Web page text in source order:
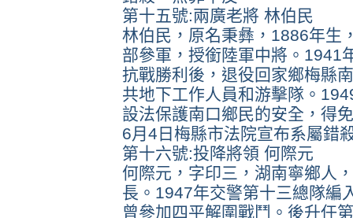
第十五號:兩廣老將 林伯民
林伯民，原名秉彝，1886年生
部參軍，授銜陸軍中將。1941
抗戰勝利後，退役回家鄉梅縣
共地下工作人員和游擊隊。
設法保護南口鄉民的安全，得
6月4日梅縣市法院宣布系屬錯
第十六號:投降將領 何際元
何際元，字印三，湖南寧鄉人
長。1947年交警第十三總隊編
曾參加四平解圍戰鬥。後升任